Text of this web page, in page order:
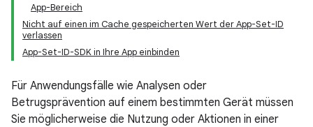
App-Bereich
Nicht auf einen im Cache gespeicherten Wert der App-Set-ID
verlassen
App-Set-ID-SDK in Ihre App einbinden
Für Anwendungsfälle wie Analysen oder
Betrugsprävention auf einem bestimmten Gerät müssen
Sie möglicherweise die Nutzung oder Aktionen in einer